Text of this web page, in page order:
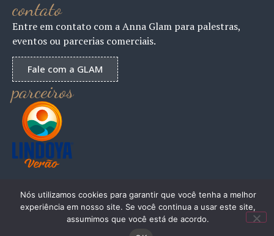
contato
Entre em contato com a Anna Glam para palestras,
eventos ou parcerias comerciais.
Fale com a GLAM
parceiros
ANNAGLAM 2024 – Todos os Direitos Reservados
Nós utilizamos cookies para garantir que você tenha a melhor
experiência em nosso site. Se você continua a usar este site,
assumimos que você está de acordo.